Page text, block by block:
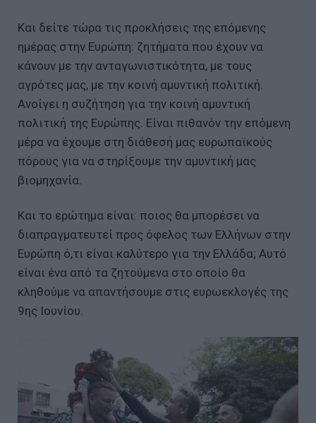
Και δείτε τώρα τις προκλήσεις της επόμενης
ημέρας στην Ευρώπη: ζητήματα που έχουν να
κάνουν με την ανταγωνιστικότητα, με τους
αγρότες μας, με την κοινή αμυντική πολιτική.
Ανοίγει η συζήτηση για την κοινή αμυντική
πολιτική της Ευρώπης. Είναι πιθανόν την επόμενη
μέρα να έχουμε στη διάθεσή μας ευρωπαϊκούς
πόρους για να στηρίξουμε την αμυντική μας
βιομηχανία.
Και το ερώτημα είναι: ποιος θα μπορέσει να
διαπραγματευτεί προς όφελος των Ελλήνων στην
Ευρώπη ό,τι είναι καλύτερο για την Ελλάδα; Αυτό
είναι ένα από τα ζητούμενα στο οποίο θα
κληθούμε να απαντήσουμε στις ευρωεκλογές της
9ης Ιουνίου.